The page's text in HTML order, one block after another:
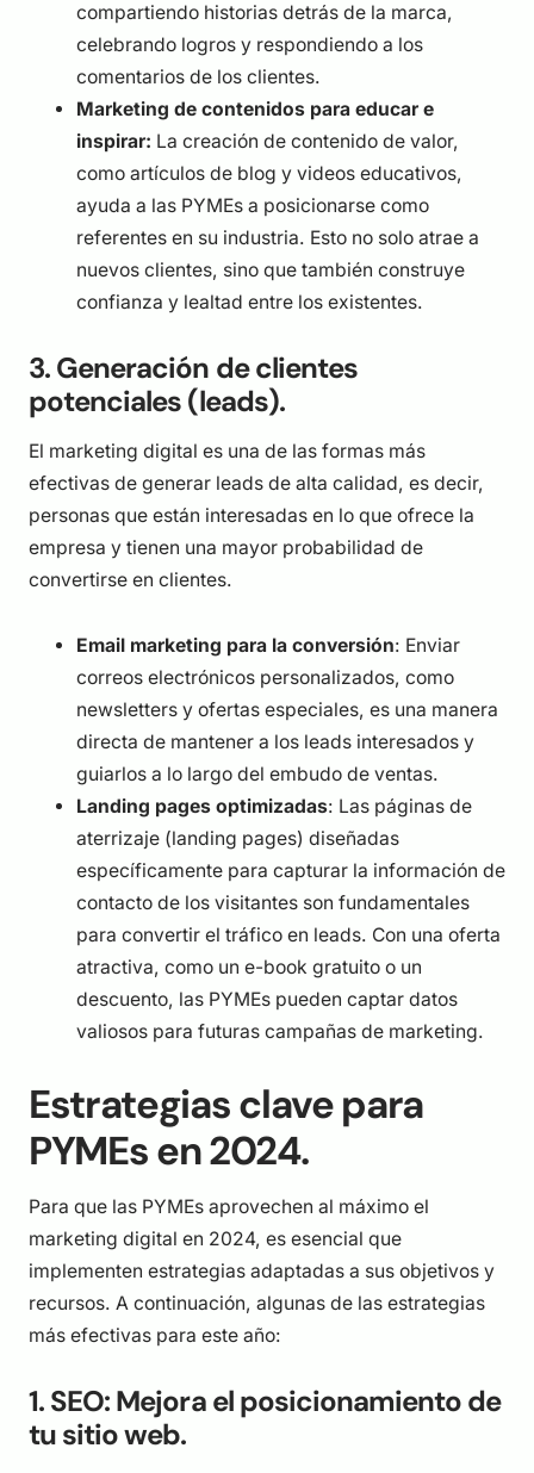
compartiendo historias detrás de la marca,
celebrando logros y respondiendo a los
comentarios de los clientes.
Marketing de contenidos para educar e
inspirar: La creación de contenido de valor,
como artículos de blog y videos educativos,
ayuda a las PYMEs a posicionarse como
referentes en su industria. Esto no solo atrae a
nuevos clientes, sino que también construye
confianza y lealtad entre los existentes.
3. Generación de clientes
potenciales (leads).
El marketing digital es una de las formas más
efectivas de generar leads de alta calidad, es decir,
personas que están interesadas en lo que ofrece la
empresa y tienen una mayor probabilidad de
convertirse en clientes.
Email marketing para la conversión: Enviar
correos electrónicos personalizados, como
newsletters y ofertas especiales, es una manera
directa de mantener a los leads interesados y
guiarlos a lo largo del embudo de ventas.
Landing pages optimizadas: Las páginas de
aterrizaje (landing pages) diseñadas
específicamente para capturar la información de
contacto de los visitantes son fundamentales
para convertir el tráfico en leads. Con una oferta
atractiva, como un e-book gratuito o un
descuento, las PYMEs pueden captar datos
valiosos para futuras campañas de marketing.
Estrategias clave para
PYMEs en 2024.
Para que las PYMEs aprovechen al máximo el
marketing digital en 2024, es esencial que
implementen estrategias adaptadas a sus objetivos y
recursos. A continuación, algunas de las estrategias
más efectivas para este año:
1. SEO: Mejora el posicionamiento de
tu sitio web.